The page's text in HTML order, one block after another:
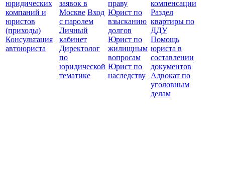
юридических
компаний и
юристов
(приходы)
Консультация
автоюриста
заявок в
Москве Вход
с паролем
Личный
кабинет
Директолог
по
юридической
тематике
праву
Юрист по
взысканию
долгов
Юрист по
жилищным
вопросам
Юрист по
наследству
компенсации
Раздел
квартиры по
ДДУ
Помощь
юриста в
составлении
документов
Адвокат по
уголовным
делам